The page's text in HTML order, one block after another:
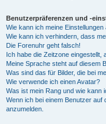
Benutzerpräferenzen und -
Wie kann ich meine Einstellungen
Wie kann ich verhindern, dass
Die Forenuhr geht falsch!
Ich habe die Zeitzone eingestellt,
Meine Sprache steht auf diesem
Was sind das für Bilder, die bei
Wie verwende ich einen Avatar?
Was ist mein Rang und wie kann
Wenn ich bei einem Benutzer
anzumelden.